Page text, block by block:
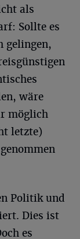
als
Sollte es
gelingen,
wäre
möglich
letzte)
Politik und
Dies ist
es